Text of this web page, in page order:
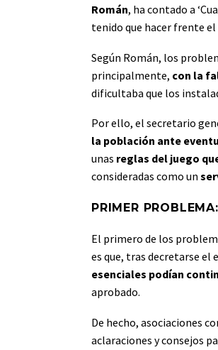
Román, ha contado a
tenido que hacer frente
Según Román, los
principalmente, con la
dificultaba que los
Por ello, el secretario
la población ante
unas reglas del juego
consideradas como un
PRIMER
El primero de los
es que, tras decretarse el
esenciales podían
aprobado.
De hecho, asociaciones
aclaraciones y consejos